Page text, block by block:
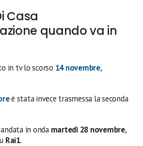
Casa
quando va in
in tv lo scorso 14 novembre,
è stata invece trasmessa la seconda
in onda martedì 28 novembre,
Rai1.